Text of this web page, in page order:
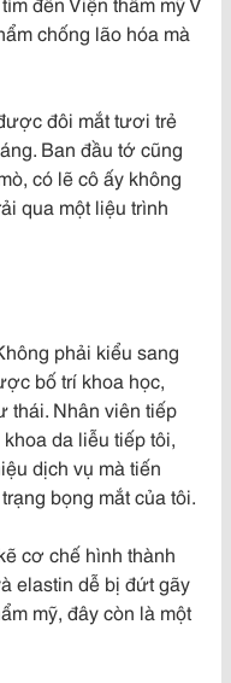
chống lão hóa mà
đôi mắt tươi trẻ
Ban đầu tớ cũng
có lẽ cô ấy không
qua một liệu trình
phải kiểu sang
bố trí khoa học,
thái. Nhân viên tiếp
da liễu tiếp tôi,
dịch vụ mà tiến
bọng mắt của tôi.
cơ chế hình thành
elastin dễ bị đứt gãy
mỹ, đây còn là một